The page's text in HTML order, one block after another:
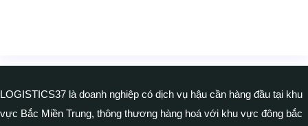
LOGISTICS37 là doanh nghiệp có dịch vụ hậu cần hàng đầu tại khu
vực Bắc Miền Trung, thông thương hàng hoá với khu vực đông bắc